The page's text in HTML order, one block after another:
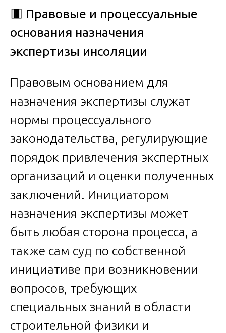
🟥 Правовые и процессуальные
основания назначения
экспертизы инсоляции
Правовым основанием для
назначения экспертизы служат
нормы процессуального
законодательства, регулирующие
порядок привлечения экспертных
организаций и оценки полученных
заключений. Инициатором
назначения экспертизы может
быть любая сторона процесса, а
также сам суд по собственной
инициативе при возникновении
вопросов, требующих
специальных знаний в области
строительной физики и